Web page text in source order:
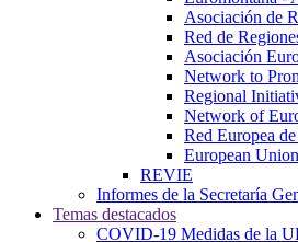
Asociación de
Red de
Asociación
Network to
Regional
Network of
Red Europea
European
REVIE
Informes de la Secretaría
Temas destacados
COVID-19 Medidas de la